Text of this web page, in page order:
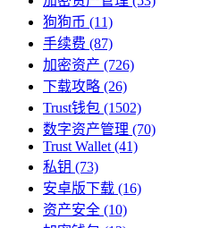
狗狗币 (11)
手续费 (87)
加密资产 (726)
下载攻略 (26)
Trust钱包 (1502)
数字资产管理 (70)
Trust Wallet (41)
私钥 (73)
安卓版下载 (16)
资产安全 (10)